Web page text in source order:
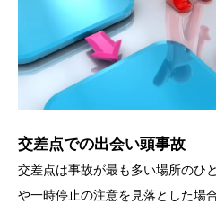
交差点での出会い頭事故
交差点は事故が最も多い場所のひ
や一時停止の注意を見落とした場合